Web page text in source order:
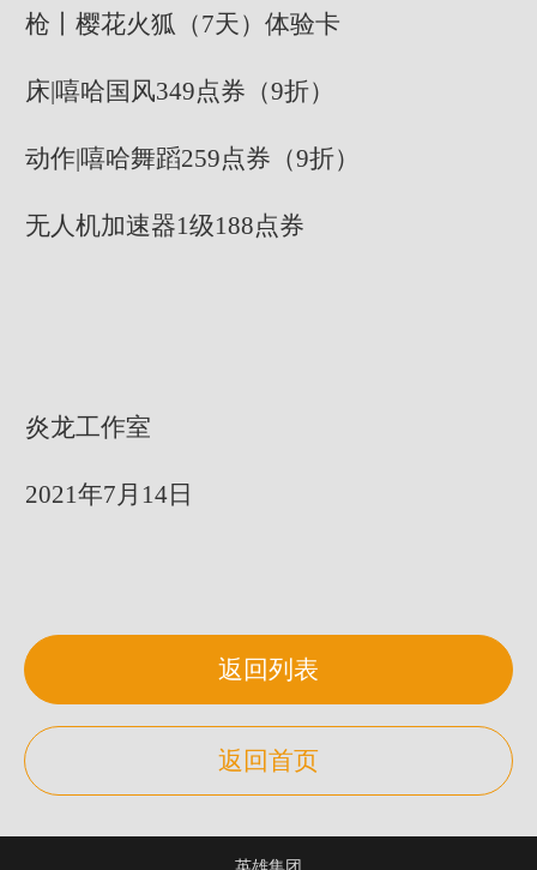
枪丨樱花火狐（7天）体验卡
床|嘻哈国风349点券（9折）
动作|嘻哈舞蹈259点券（9折）
无人机加速器1级188点券
炎龙工作室
2021年7月14日
返回列表
返回首页